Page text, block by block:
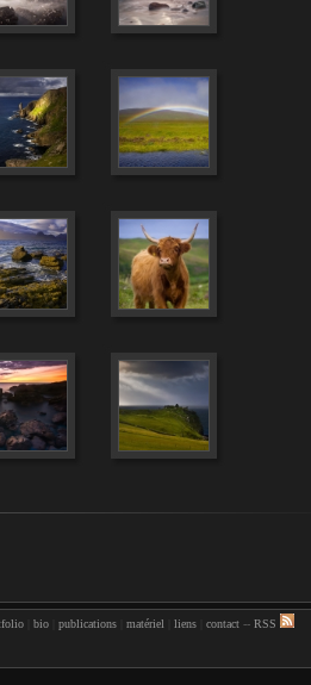
bio publications matériel liens contact -- RSS